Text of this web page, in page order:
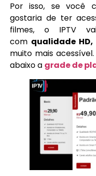
Por isso, se você
gostaria de ter
filmes, o IPTV
com qualidade HD,
muito mais
abaixo a grade de